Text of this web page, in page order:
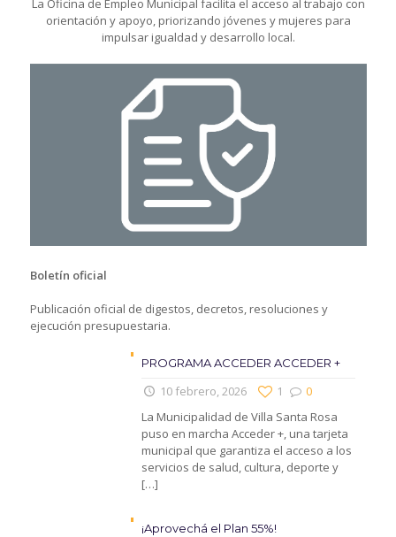
orientación y apoyo, priorizando jóvenes y mujeres para
impulsar igualdad y desarrollo local.
Boletín oficial
Publicación oficial de digestos, decretos, resoluciones y
ejecución presupuestaria.
PROGRAMA ACCEDER ACCEDER +
10 febrero, 2026 0
1
La Municipalidad de Villa Santa Rosa
puso en marcha Acceder +, una tarjeta
municipal que garantiza el acceso a los
servicios de salud, cultura, deporte y
[…]
¡Aprovechá el Plan 55%!